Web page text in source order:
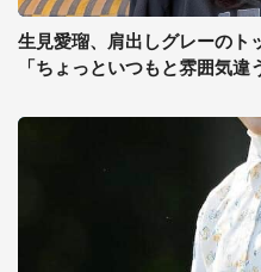
生見愛瑠、肩出しグレーのト
「ちょっといつもと雰囲気違